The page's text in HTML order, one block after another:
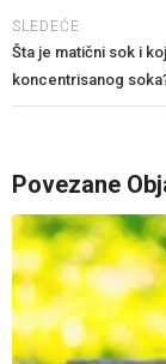
SLEDEĆE
Šta je matični sok i
koncentrisanog
Povezane